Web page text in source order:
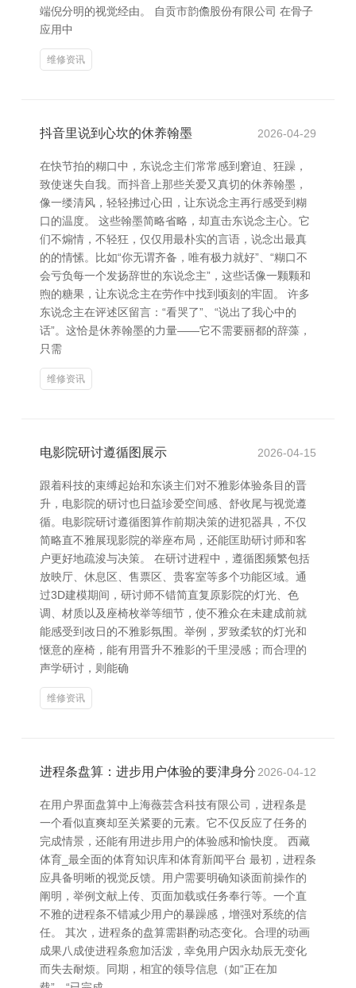
端倪分明的视觉经由。 自贡市韵儋股份有限公司 在骨子
应用中
维修资讯
抖音里说到心坎的休养翰墨 2026-04-29
在快节拍的糊口中，东说念主们常常感到窘迫、狂躁，
致使迷失自我。而抖音上那些关爱又真切的休养翰墨，
像一缕清风，轻轻拂过心田，让东说念主再行感受到糊
口的温度。 这些翰墨简略省略，却直击东说念主心。它
们不煽情，不轻狂，仅仅用最朴实的言语，说念出最真
的的情愫。比如“你无谓齐备，唯有极力就好”、“糊口不
会亏负每一个发扬辞世的东说念主”，这些话像一颗颗和
煦的糖果，让东说念主在劳作中找到顷刻的牢固。 许多
东说念主在评述区留言：“看哭了”、“说出了我心中的
话”。这恰是休养翰墨的力量——它不需要丽都的辞藻，
只需
维修资讯
电影院研讨遵循图展示 2026-04-15
跟着科技的束缚起始和东谈主们对不雅影体验条目的晋
升，电影院的研讨也日益珍爱空间感、舒收尾与视觉遵
循。电影院研讨遵循图算作前期决策的进犯器具，不仅
简略直不雅展现影院的举座布局，还能匡助研讨师和客
户更好地疏浚与决策。 在研讨进程中，遵循图频繁包括
放映厅、休息区、售票区、贵客室等多个功能区域。通
过3D建模期间，研讨师不错简直复原影院的灯光、色
调、材质以及座椅枚举等细节，使不雅众在未建成前就
能感受到改日的不雅影氛围。举例，罗致柔软的灯光和
惬意的座椅，能有用晋升不雅影的千里浸感；而合理的
声学研讨，则能确
维修资讯
进程条盘算：进步用户体验的要津身分 2026-04-12
在用户界面盘算中上海薇芸含科技有限公司，进程条是
一个看似直爽却至关紧要的元素。它不仅反应了任务的
完成情景，还能有用进步用户的体验感和愉快度。 西藏
体育_最全面的体育知识库和体育新闻平台 最初，进程条
应具备明晰的视觉反馈。用户需要明确知谈面前操作的
阐明，举例文献上传、页面加载或任务奉行等。一个直
不雅的进程条不错减少用户的暴躁感，增强对系统的信
任。 其次，进程条的盘算需斟酌动态变化。合理的动画
成果八成使进程条愈加活泼，幸免用户因永劫辰无变化
而失去耐烦。同期，相宜的领导信息（如“正在加